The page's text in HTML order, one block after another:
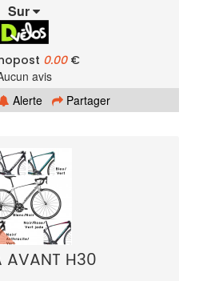
Sur
0.00€
avis
Alerte Partager
AVANT H30